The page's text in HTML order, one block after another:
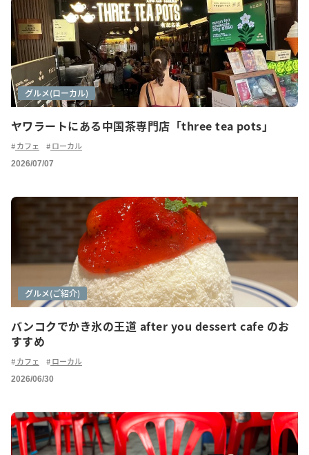
ヤワラートにある中国茶専門店「three tea pots」
カフェ巡り
グルメ(ご紹介)
グルメ(ローカル)
カフェ ローカル
2026/07/07
バンコクでかき氷の王道 after you dessert cafe のお
すすめ
カフェ巡り
グルメ
グルメ(ご紹介)
カフェ ローカル
2026/06/30